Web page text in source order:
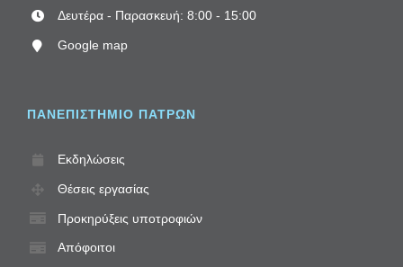
Δευτέρα - Παρασκευή: 8:00 - 15:00
Google map
ΠΑΝΕΠΙΣΤΗΜΙΟ ΠΑΤΡΩΝ
Εκδηλώσεις
Θέσεις εργασίας
Προκηρύξεις υποτροφιών
Απόφοιτοι